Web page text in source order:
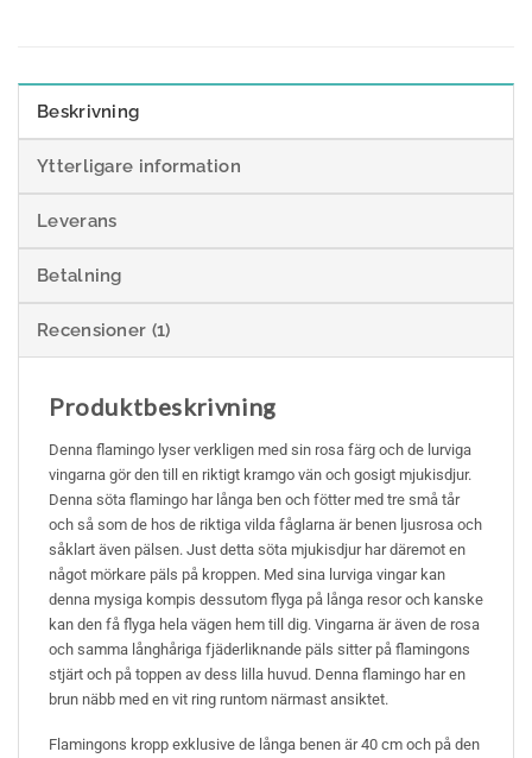
Beskrivning
Ytterligare information
Leverans
Betalning
Recensioner (1)
Produktbeskrivning
Denna flamingo lyser verkligen med sin rosa färg och de lurviga
vingarna gör den till en riktigt kramgo vän och gosigt mjukisdjur.
Denna söta flamingo har långa ben och fötter med tre små tår
och så som de hos de riktiga vilda fåglarna är benen ljusrosa och
såklart även pälsen. Just detta söta mjukisdjur har däremot en
något mörkare päls på kroppen. Med sina lurviga vingar kan
denna mysiga kompis dessutom flyga på långa resor och kanske
kan den få flyga hela vägen hem till dig. Vingarna är även de rosa
och samma långhåriga fjäderliknande päls sitter på flamingons
stjärt och på toppen av dess lilla huvud. Denna flamingo har en
brun näbb med en vit ring runtom närmast ansiktet.
Flamingons kropp exklusive de långa benen är 40 cm och på den